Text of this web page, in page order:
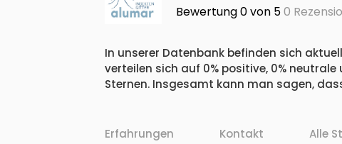
Bewertung 0 von 50
In unserer Datenbank befinden sich
verteilen sich auf 0% positive, 0%
Sternen. Insgesamt kann man sagen,
Erfahrungen Kontakt Alle